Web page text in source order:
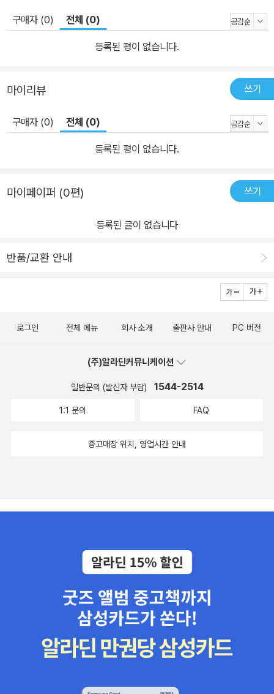
구매자 (0) 전체 (0)
등록된 평이 없습니다.
마이리뷰 쓰기
구매자 (0) 전체 (0)
등록된 평이 없습니다.
마이페이퍼 (0편) 쓰기
등록된 글이 없습니다
반품/교환 안내
로그인 전체 메뉴 회사 소개 출판사 안내 PC 버전
(주)알라딘커뮤니케이션
일반문의 (발신자 부담) 1544-2514
1:1 문의 FAQ
중고매장 위치, 영업시간 안내